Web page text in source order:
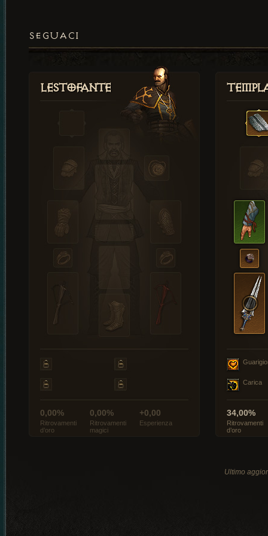
SEGUACI
Lestofante
0,00%
Ritrovamenti
d’oro
0,00%
Ritrovamenti
magici
+0,00
Esperienza
Carica
34,00%
Ritrovamenti
d’oro
Ultimo